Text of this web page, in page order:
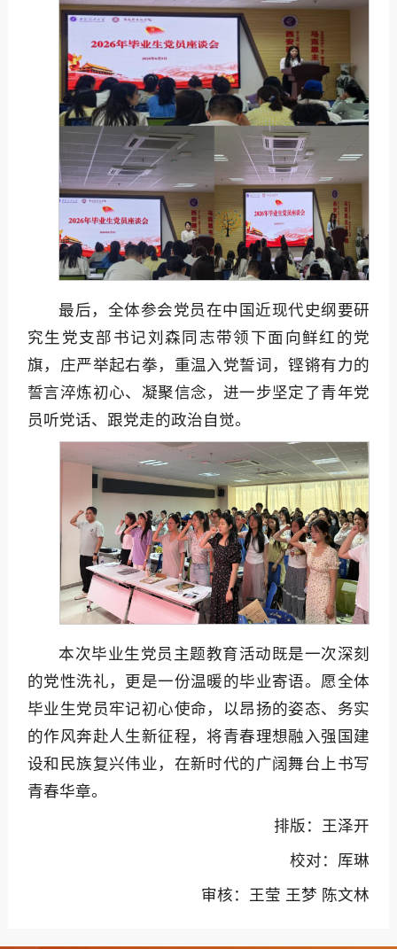
最后，全体参会党员在中国近现代史纲要研
究生党支部书记刘森同志带领下面向鲜红的党
旗，庄严举起右拳，重温入党誓词，铿锵有力的
誓言淬炼初心、凝聚信念，进一步坚定了青年党
员听党话、跟党走的政治自觉。
本次毕业生党员主题教育活动既是一次深刻
的党性洗礼，更是一份温暖的毕业寄语。愿全体
毕业生党员牢记初心使命，以昂扬的姿态、务实
的作风奔赴人生新征程，将青春理想融入强国建
设和民族复兴伟业，在新时代的广阔舞台上书写
青春华章。
排版：王泽开
校对：厍琳
审核：王莹 王梦 陈文林